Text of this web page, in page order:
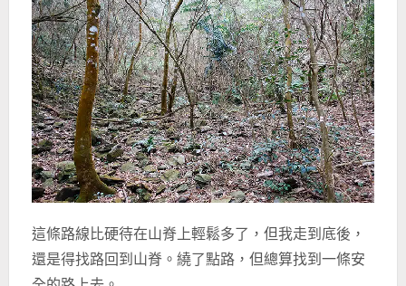
這條路線比硬待在山脊上輕鬆多了，但我走到底後，
還是得找路回到山脊。繞了點路，但總算找到一條安